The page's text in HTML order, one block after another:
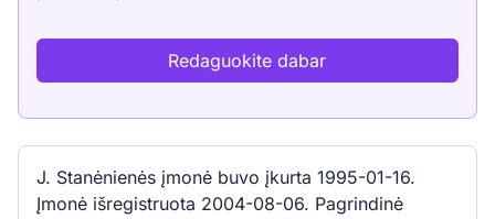
Redaguokite dabar
J. Stanėnienės įmonė buvo įkurta 1995-01-16.
Įmonė išregistruota 2004-08-06. Pagrindinė